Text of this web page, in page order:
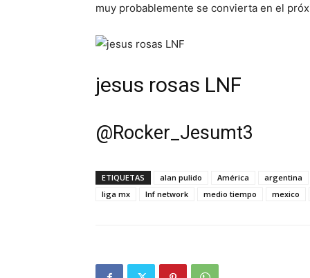
muy probablemente se convierta en el
jesus rosas LNF
@Rocker_Jesumt3
ETIQUETAS alan pulido América argentina
liga mx
lnf network medio tiempo mexico